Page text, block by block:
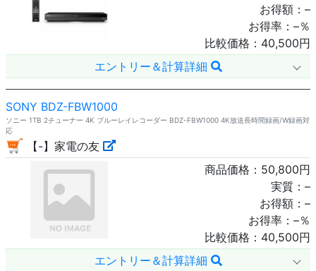
お得額： –
お得率： –％
比較価格： 40,500円
エントリー＆計算詳細
SONY BDZ-FBW1000
ソニー 1TB 2チューナー 4K ブルーレイレコーダー BDZ-FBW1000 4K放送長時間録画/W録画対
応
【-】家電の友
商品価格： 50,800円
実質： –
お得額： –
お得率： –％
比較価格： 40,500円
エントリー＆計算詳細